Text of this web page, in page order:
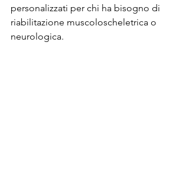
personalizzati per chi ha bisogno di
riabilitazione muscoloscheletrica o
neurologica.